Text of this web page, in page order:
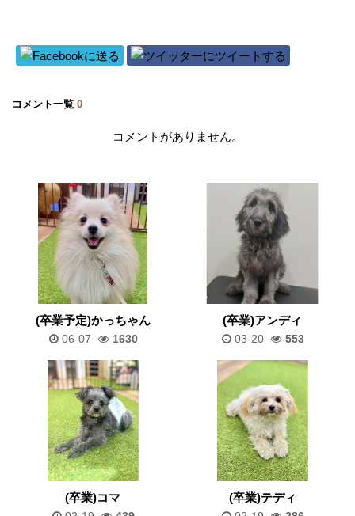
コメント一覧 0
コメントがありません。
(卒業予定)かっちゃん
06-07 1630
(卒業)アンディ
03-20 553
(卒業)コマ (卒業)テディ